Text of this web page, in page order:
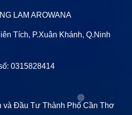
LAM AROWANA
Tích, P.Xuân Khánh, Q.Ninh
0315828414
và Đầu Tư Thành Phố Cần Thơ